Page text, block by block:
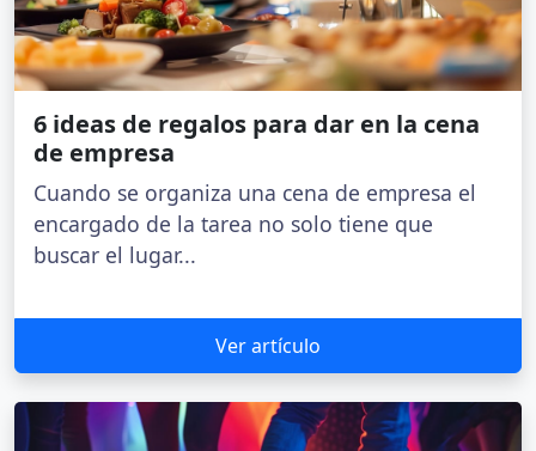
6 ideas de regalos para dar en la cena
de empresa
Cuando se organiza una cena de empresa el
encargado de la tarea no solo tiene que
buscar el lugar...
Ver artículo